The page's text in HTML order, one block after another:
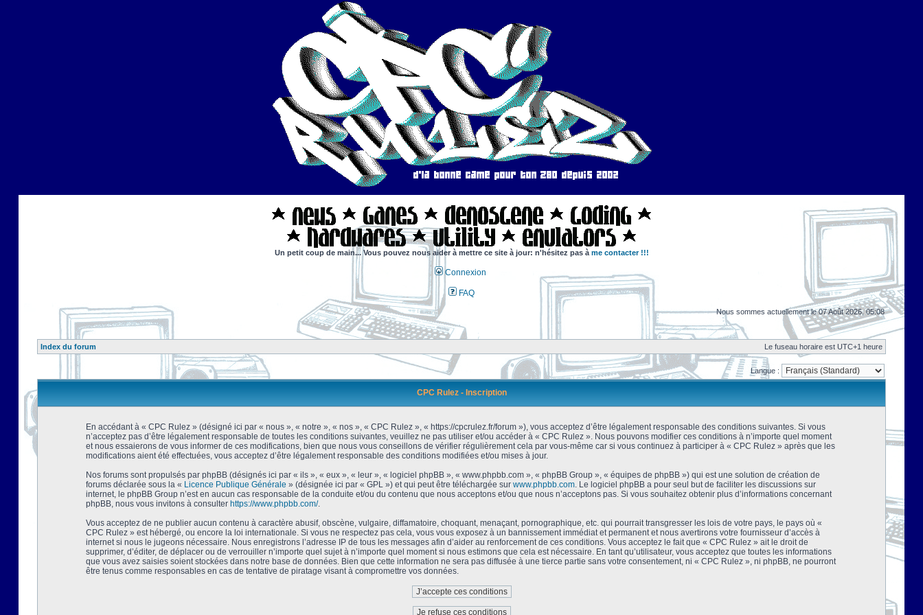
Un petit coup de main... Vous pouvez nous aider à mettre ce site à jour: n'hésitez pas à me contacter !!!
Connexion
FAQ
Nous sommes actuellement le 07 Août 2026, 05:08
Index du forum Le fuseau horaire est UTC+1 heure
Langue :
CPC Rulez - Inscription
En accédant à « CPC Rulez » (désigné ici par « nous », « notre », « nos », « CPC Rulez », « https://cpcrulez.fr/forum »), vous acceptez d’être légalement responsable des conditions suivantes. Si vous
n’acceptez pas d’être légalement responsable de toutes les conditions suivantes, veuillez ne pas utiliser et/ou accéder à « CPC Rulez ». Nous pouvons modifier ces conditions à n’importe quel moment
et nous essaierons de vous informer de ces modifications, bien que nous vous conseillons de vérifier régulièrement cela par vous-même car si vous continuez à participer à « CPC Rulez » après que les
modifications aient été effectuées, vous acceptez d’être légalement responsable des conditions modifiées et/ou mises à jour.
Nos forums sont propulsés par phpBB (désignés ici par « ils », « eux », « leur », « logiciel phpBB », « www.phpbb.com », « phpBB Group », « équipes de phpBB ») qui est une solution de création de
forums déclarée sous la « Licence Publique Générale » (désignée ici par « GPL ») et qui peut être téléchargée sur www.phpbb.com. Le logiciel phpBB a pour seul but de faciliter les discussions sur
internet, le phpBB Group n’est en aucun cas responsable de la conduite et/ou du contenu que nous acceptons et/ou que nous n’acceptons pas. Si vous souhaitez obtenir plus d’informations concernant
phpBB, nous vous invitons à consulter https://www.phpbb.com/.
Vous acceptez de ne publier aucun contenu à caractère abusif, obscène, vulgaire, diffamatoire, choquant, menaçant, pornographique, etc. qui pourrait transgresser les lois de votre pays, le pays où «
CPC Rulez » est hébergé, ou encore la loi internationale. Si vous ne respectez pas cela, vous vous exposez à un bannissement immédiat et permanent et nous avertirons votre fournisseur d’accès à
internet si nous le jugeons nécessaire. Nous enregistrons l’adresse IP de tous les messages afin d’aider au renforcement de ces conditions. Vous acceptez le fait que « CPC Rulez » ait le droit de
supprimer, d’éditer, de déplacer ou de verrouiller n’importe quel sujet à n’importe quel moment si nous estimons que cela est nécessaire. En tant qu’utilisateur, vous acceptez que toutes les informations
que vous avez saisies soient stockées dans notre base de données. Bien que cette information ne sera pas diffusée à une tierce partie sans votre consentement, ni « CPC Rulez », ni phpBB, ne pourront
être tenus comme responsables en cas de tentative de piratage visant à compromettre vos données.